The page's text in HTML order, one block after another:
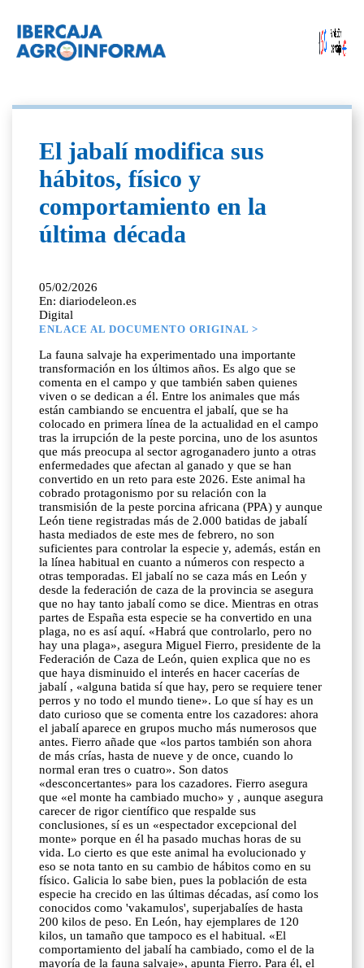
El jabalí modifica sus
hábitos, físico y
comportamiento en la
última década
05/02/2026
En: diariodeleon.es
Digital
ENLACE AL DOCUMENTO ORIGINAL >
La fauna salvaje ha experimentado una importante
transformación en los últimos años. Es algo que se
comenta en el campo y que también saben quienes
viven o se dedican a él. Entre los animales que más
están cambiando se encuentra el jabalí, que se ha
colocado en primera línea de la actualidad en el campo
tras la irrupción de la peste porcina, uno de los asuntos
que más preocupa al sector agroganadero junto a otras
enfermedades que afectan al ganado y que se han
convertido en un reto para este 2026. Este animal ha
cobrado protagonismo por su relación con la
transmisión de la peste porcina africana (PPA) y aunque
León tiene registradas más de 2.000 batidas de jabalí
hasta mediados de este mes de febrero, no son
suficientes para controlar la especie y, además, están en
la línea habitual en cuanto a números con respecto a
otras temporadas. El jabalí no se caza más en León y
desde la federación de caza de la provincia se asegura
que no hay tanto jabalí como se dice. Mientras en otras
partes de España esta especie se ha convertido en una
plaga, no es así aquí. «Habrá que controlarlo, pero no
hay una plaga», asegura Miguel Fierro, presidente de la
Federación de Caza de León, quien explica que no es
que haya disminuido el interés en hacer cacerías de
jabalí , «alguna batida sí que hay, pero se requiere tener
perros y no todo el mundo tiene». Lo que sí hay es un
dato curioso que se comenta entre los cazadores: ahora
el jabalí aparece en grupos mucho más numerosos que
antes. Fierro añade que «los partos también son ahora
de más crías, hasta de nueve y de once, cuando lo
normal eran tres o cuatro». Son datos
«desconcertantes» para los cazadores. Fierro asegura
que «el monte ha cambiado mucho» y , aunque asegura
carecer de rigor científico que respalde sus
conclusiones, sí es un «espectador excepcional del
monte» porque en él ha pasado muchas horas de su
vida. Lo cierto es que este animal ha evolucionado y
eso se nota tanto en su cambio de hábitos como en su
físico. Galicia lo sabe bien, pues la población de esta
especie ha crecido en las últimas décadas, así como los
conocidos como 'vakamulos', superjabalíes de hasta
200 kilos de peso. En León, hay ejemplares de 120
kilos, un tamaño que tampoco es el habitual. «El
comportamiento del jabalí ha cambiado, como el de la
mayoría de la fauna salvaje», apunta Fierro. Para él, el